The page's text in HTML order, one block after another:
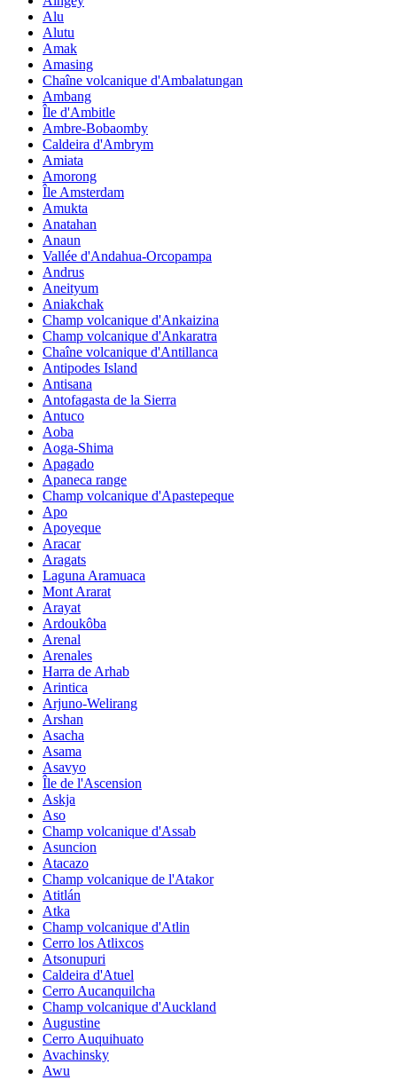
Alu
Alutu
Amak
Amasing
Chaîne volcanique d'Ambalatungan
Ambang
Île d'Ambitle
Ambre-Bobaomby
Caldeira d'Ambrym
Amiata
Amorong
Île Amsterdam
Amukta
Anatahan
Anaun
Vallée d'Andahua-Orcopampa
Andrus
Aneityum
Aniakchak
Champ volcanique d'Ankaizina
Champ volcanique d'Ankaratra
Chaîne volcanique d'Antillanca
Antipodes Island
Antisana
Antofagasta de la Sierra
Antuco
Aoba
Aoga-Shima
Apagado
Apaneca range
Champ volcanique d'Apastepeque
Apo
Apoyeque
Aracar
Aragats
Laguna Aramuaca
Mont Ararat
Arayat
Ardoukôba
Arenal
Arenales
Harra de Arhab
Arintica
Arjuno-Welirang
Arshan
Asacha
Asama
Asavyo
Île de l'Ascension
Askja
Aso
Champ volcanique d'Assab
Asuncion
Atacazo
Champ volcanique de l'Atakor
Atitlán
Atka
Champ volcanique d'Atlin
Cerro los Atlixcos
Atsonupuri
Caldeira d'Atuel
Cerro Aucanquilcha
Champ volcanique d'Auckland
Augustine
Cerro Auquihuato
Avachinsky
Awu